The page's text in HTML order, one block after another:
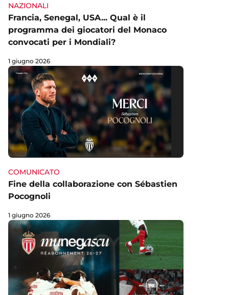
NAZIONALI
Francia, Senegal, USA... Qual è il
programma dei giocatori del Monaco
convocati per i Mondiali?
1 giugno 2026
COMUNICATO
Fine della collaborazione con Sébastien
Pocognoli
1 giugno 2026